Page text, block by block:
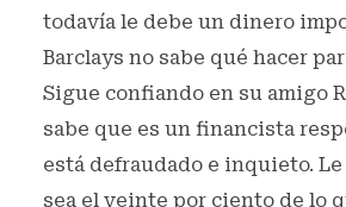
todavía le debe un dinero
Barclays no sabe qué hacer
Sigue confiando en su amigo
sabe que es un financista
está defraudado e inquieto. Le
sea el veinte por ciento de lo